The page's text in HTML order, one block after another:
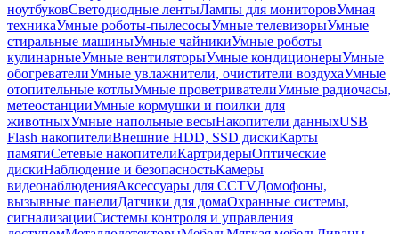
ноутбуковСветодиодные лентыЛампы для мониторовУмная
техникаУмные роботы-пылесосыУмные телевизорыУмные
стиральные машиныУмные чайникиУмные роботы
кулинарныеУмные вентиляторыУмные кондиционерыУмные
обогревателиУмные увлажнители, очистители воздухаУмные
отопительные котлыУмные проветривателиУмные радиочасы,
метеостанцииУмные кормушки и поилки для
животныхУмные напольные весыНакопители данныхUSB
Flash накопителиВнешние HDD, SSD дискиКарты
памятиСетевые накопителиКартридерыОптические
дискиНаблюдение и безопасностьКамеры
видеонаблюденияАксессуары для CCTVДомофоны,
вызывные панелиДатчики для домаОхранные системы,
сигнализацииСистемы контроля и управления